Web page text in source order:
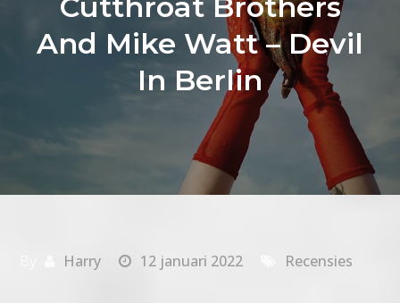
And Mike Watt – Devil
In Berlin
Harry 12 januari 2022 Recensies